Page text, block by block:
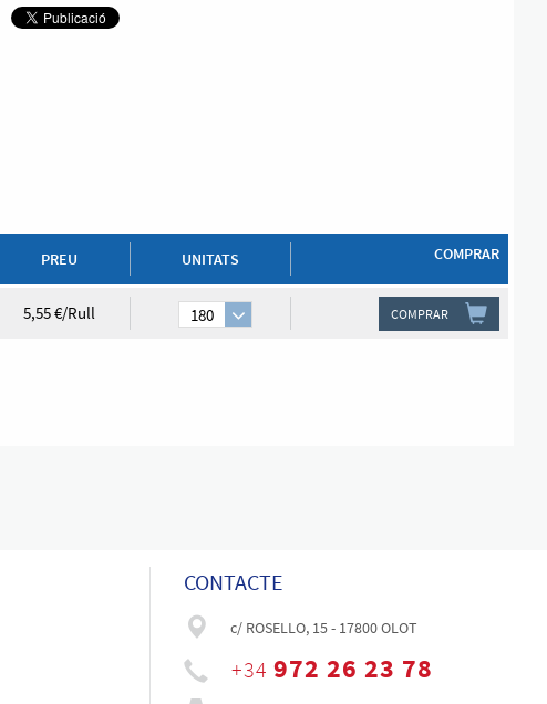
PREU UNITATS COMPRAR
5,55 €/Rull 180 COMPRAR
CONTACTE
c/ ROSELLO, 15 - 17800 OLOT
+34 972 26 23 78